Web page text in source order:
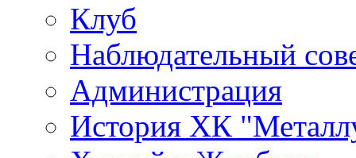
Клуб
Наблюдательный
Администрация
История ХК